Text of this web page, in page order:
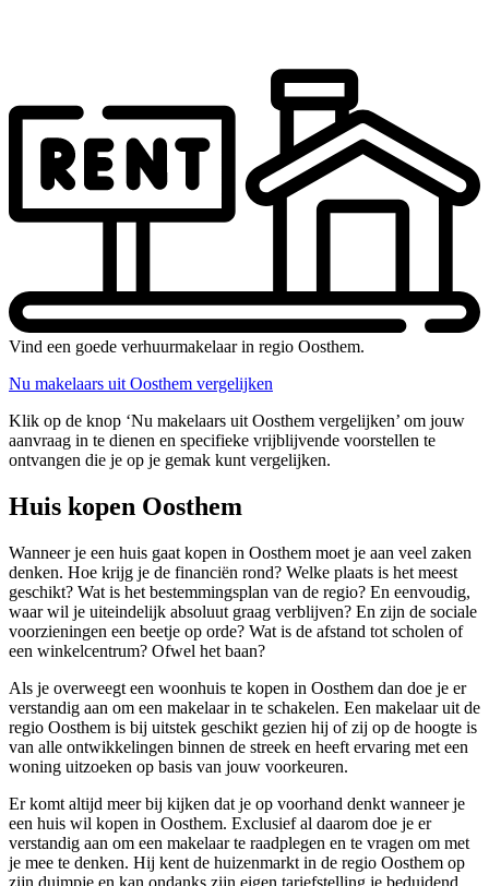
Vind een goede verhuurmakelaar in regio Oosthem.
Nu makelaars uit Oosthem vergelijken
Klik op de knop ‘Nu makelaars uit Oosthem vergelijken’ om jouw
aanvraag in te dienen en specifieke vrijblijvende voorstellen te
ontvangen die je op je gemak kunt vergelijken.
Huis kopen Oosthem
Wanneer je een huis gaat kopen in Oosthem moet je aan veel zaken
denken. Hoe krijg je de financiën rond? Welke plaats is het meest
geschikt? Wat is het bestemmingsplan van de regio? En eenvoudig,
waar wil je uiteindelijk absoluut graag verblijven? En zijn de sociale
voorzieningen een beetje op orde? Wat is de afstand tot scholen of
een winkelcentrum? Ofwel het baan?
Als je overweegt een woonhuis te kopen in Oosthem dan doe je er
verstandig aan om een makelaar in te schakelen. Een makelaar uit de
regio Oosthem is bij uitstek geschikt gezien hij of zij op de hoogte is
van alle ontwikkelingen binnen de streek en heeft ervaring met een
woning uitzoeken op basis van jouw voorkeuren.
Er komt altijd meer bij kijken dat je op voorhand denkt wanneer je
een huis wil kopen in Oosthem. Exclusief al daarom doe je er
verstandig aan om een makelaar te raadplegen en te vragen om met
je mee te denken. Hij kent de huizenmarkt in de regio Oosthem op